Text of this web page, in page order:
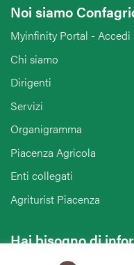
Noi siamo
Myinfinity Portal - Accedi
Chi siamo
Dirigenti
Servizi
Organigramma
Piacenza Agricola
Enti collegati
Agriturist Piacenza
Hai bisogno di